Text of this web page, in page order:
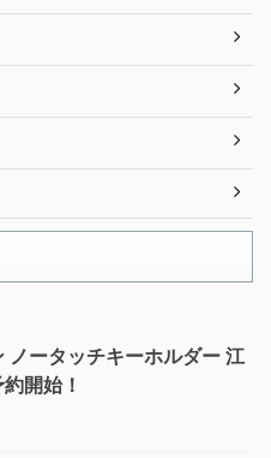
ノータッチキーホルダー 江
開始！